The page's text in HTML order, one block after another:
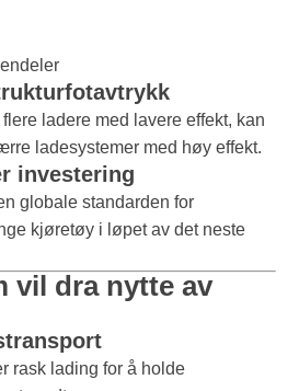
flere ladere med lavere effekt, kan
ladesystemer med høy effekt.
investering
globale standarden for
kjøretøy i løpet av det neste
vil dra nytte av
rask lading for å holde